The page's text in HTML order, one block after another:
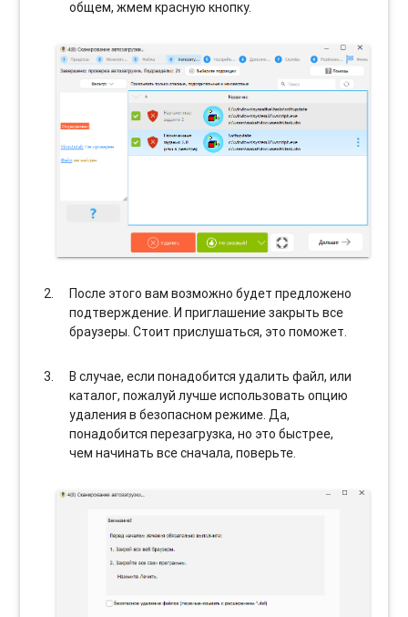
общем, жмем красную кнопку.
После этого вам возможно будет предложено
подтверждение. И приглашение закрыть все
браузеры. Стоит прислушаться, это поможет.
В случае, если понадобится удалить файл, или
каталог, пожалуй лучше использовать опцию
удаления в безопасном режиме. Да,
понадобится перезагрузка, но это быстрее,
чем начинать все сначала, поверьте.